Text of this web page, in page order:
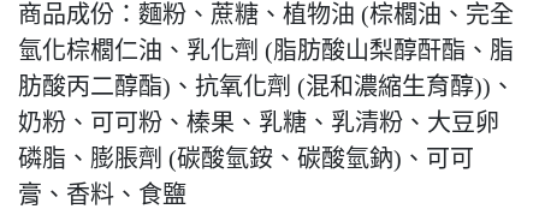
商品成份：麵粉、蔗糖、植物油 (棕櫚油、完全
氫化棕櫚仁油、乳化劑 (脂肪酸山梨醇酐酯、脂
肪酸丙二醇酯)、抗氧化劑 (混和濃縮生育醇))、
奶粉、可可粉、榛果、乳糖、乳清粉、大豆卵
磷脂、膨脹劑 (碳酸氫銨、碳酸氫鈉)、可可
膏、香料、食鹽